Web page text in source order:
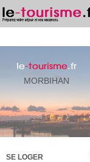
le-tourisme.fr
MORBIHAN
SE LOGER